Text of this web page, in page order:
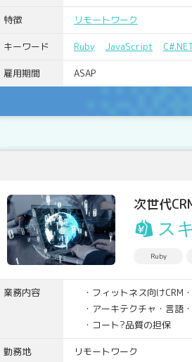
特徴 リモートワーク
キーワード Ruby JavaScript
雇用期間 ASAP
次世代
ス
Ruby
業務内容
・フィットネス向けCRM
・アーキテクチャ・言語
・コート?品質の担保
勤務地 リモートワーク